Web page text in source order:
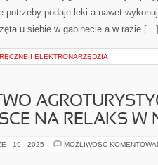
potrzeby podaje leki a nawet
u siebie w gabinecie a w razie […]
I ELEKTRONARZĘDZIA
NA RELAKS W
- 19 - 2025 MOŻLIWOŚĆ